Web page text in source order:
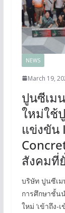
NEWS
March 19,
ปูนซีเม
ใหม่ใช้
แข่งขัน
สังคมที่
บริษัท ปูนซีเ
การศึกษาชั้น
ใหม่ ‘เข้าถึง-